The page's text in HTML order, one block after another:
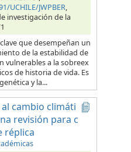
UCHILE/JWPBER,
investigación de la
que desempeñan un
de la estabilidad de
vulnerables a la sobreex
de historia de vida. Es
y la...
cambio climáti
revisión para c
réplica